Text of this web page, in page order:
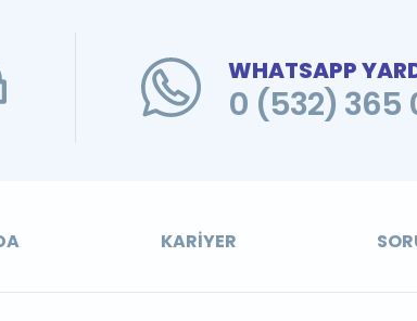
WHATSAPP
0 (532) 365
KARIYER